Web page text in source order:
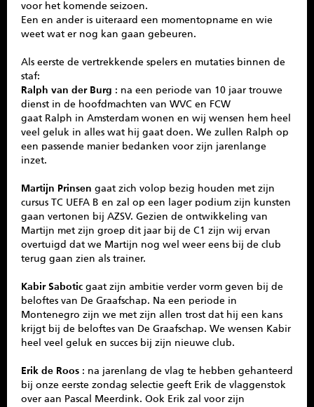
voor het komende seizoen.
Een en ander is uiteraard een momentopname en wie
weet wat er nog kan gaan gebeuren.
Als eerste de vertrekkende spelers en mutaties binnen de
staf:
Ralph van der Burg : na een periode van 10 jaar trouwe
dienst in de hoofdmachten van WVC en FCW
gaat Ralph in Amsterdam wonen en wij wensen hem heel
veel geluk in alles wat hij gaat doen. We zullen Ralph op
een passende manier bedanken voor zijn jarenlange
inzet.
Martijn Prinsen gaat zich volop bezig houden met zijn
cursus TC UEFA B en zal op een lager podium zijn kunsten
gaan vertonen bij AZSV. Gezien de ontwikkeling van
Martijn met zijn groep dit jaar bij de C1 zijn wij ervan
overtuigd dat we Martijn nog wel weer eens bij de club
terug gaan zien als trainer.
Kabir Sabotic gaat zijn ambitie verder vorm geven bij de
beloftes van De Graafschap. Na een periode in
Montenegro zijn we met zijn allen trost dat hij een kans
krijgt bij de beloftes van De Graafschap. We wensen Kabir
heel veel geluk en succes bij zijn nieuwe club.
Erik de Roos : na jarenlang de vlag te hebben gehanteerd
bij onze eerste zondag selectie geeft Erik de vlaggenstok
over aan Pascal Meerdink. Ook Erik zal voor zijn